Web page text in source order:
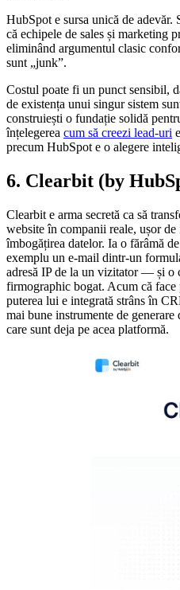
HubSpot e sursa unică de
că echipele de sales și marketing
eliminând argumentul clasic
sunt „junk”.
Costul poate fi un punct sensibil,
de existența unui singur sistem
construiești o fundație solidă
înțelegerea cum să creezi lead-uri
precum HubSpot e o alegere
6. Clearbit (by
Clearbit e arma secretă ca să
website în companii reale, ușor
îmbogățirea datelor. Ia o fărâmă
exemplu un e-mail dintr-un
adresă IP de la un vizitator — și o
firmographic bogat. Acum că
puterea lui e integrată strâns în
mai bune instrumente de
care sunt deja pe acea platformă.